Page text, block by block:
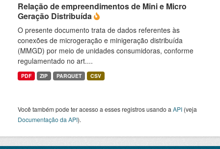
Relação de empreendimentos de Mini e Micro
Geração Distribuída
O presente documento trata de dados referentes às
conexões de microgeração e minigeração distribuída
(MMGD) por meio de unidades consumidoras, conforme
regulamentado no art....
PDF ZIP PARQUET CSV
Você também pode ter acesso a esses registros usando a API (veja
Documentação da API).